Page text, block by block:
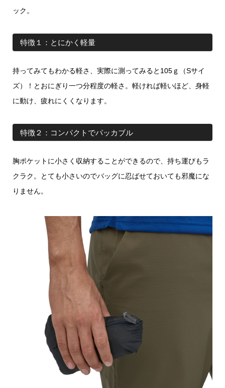
ック。
特徴１：とにかく軽量
持ってみてもわかる軽さ、実際に測ってみると105ｇ（Sサイ
ズ）！とおにぎり一つ分程度の軽さ。軽ければ軽いほど、身軽
に動け、疲れにくくなります。
特徴２：コンパクトでパッカブル
胸ポケットに小さく収納することができるので、持ち運びもラ
クラク。とても小さいのでバッグに忍ばせておいても邪魔にな
りません。